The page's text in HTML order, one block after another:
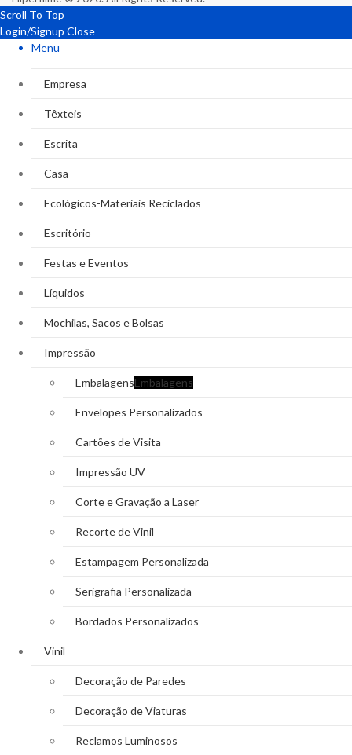
Scroll To Top
Login/Signup Close
Menu
Empresa
Têxteis
Escrita
Casa
Ecológicos-Materiais Reciclados
Escritório
Festas e Eventos
Líquidos
Mochilas, Sacos e Bolsas
Impressão
EmbalagensEmbalagens
Envelopes Personalizados
Cartões de Visita
Impressão UV
Corte e Gravação a Laser
Recorte de Vinil
Estampagem Personalizada
Serigrafia Personalizada
Bordados Personalizados
Vinil
Decoração de Paredes
Decoração de Viaturas
Reclamos Luminosos